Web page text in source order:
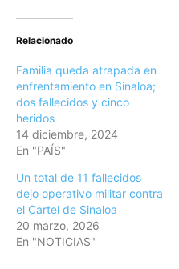
Relacionado
Familia queda atrapada en
enfrentamiento en Sinaloa;
dos fallecidos y cinco
heridos
14 diciembre, 2024
En "PAÍS"
Un total de 11 fallecidos
dejo operativo militar contra
el Cartel de Sinaloa
20 marzo, 2026
En "NOTICIAS"